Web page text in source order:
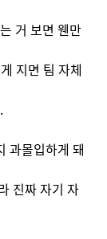
거 보면 웬만
지면 팀 자체
과몰입하게 돼
진짜 자기 자